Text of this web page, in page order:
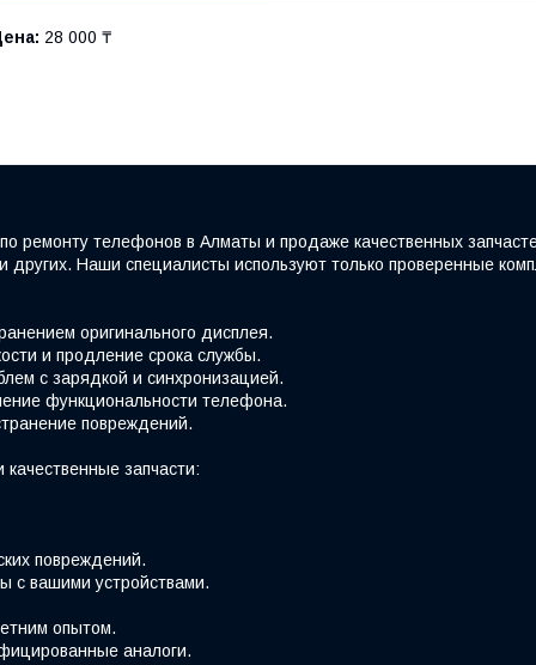
28 000 ₸
телефонов в Алматы и продаже качественных
других. Наши специалисты используют только проверенные
оригинального дисплея.
и продление срока службы.
с зарядкой и синхронизацией.
функциональности телефона.
повреждений.
запчасти:
повреждений.
с вашими устройствами.
опытом.
аналоги.